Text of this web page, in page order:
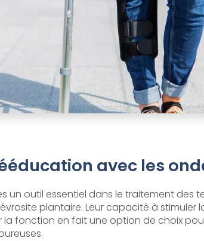
avec les
un outil essentiel dans le traitement des
plantaire. Leur capacité à stimuler
la fonction en fait une option de choix